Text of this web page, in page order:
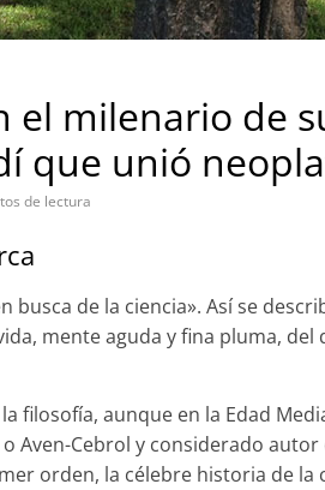
el milenario de
que unió
de lectura
busca de la ciencia». Así se
mente aguda y fina pluma,
filosofía, aunque en la Edad
Aven-Cebrol y considerado
orden, la célebre historia de la